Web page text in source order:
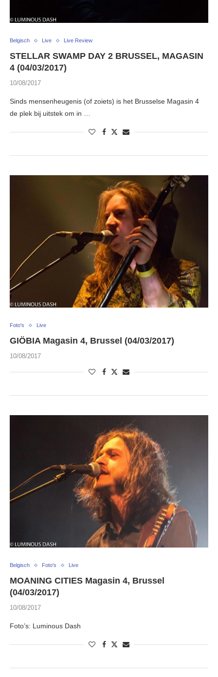
Belgisch Live Live Review
STELLAR SWAMP DAY 2 BRUSSEL, MAGASIN
4 (04/03/2017)
10/08/2017
Sinds mensenheugenis (of zoiets) is het Brusselse Magasin 4
de plek bij uitstek om in …
Foto's Live
GIÖBIA Magasin 4, Brussel (04/03/2017)
10/08/2017
Belgisch Foto's Live
MOANING CITIES Magasin 4, Brussel
(04/03/2017)
10/08/2017
Foto’s: Luminous Dash